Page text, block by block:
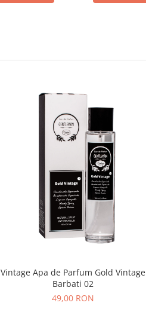
Vintage Apa de Parfum Gold Vintage
Barbati 02
49,00 RON